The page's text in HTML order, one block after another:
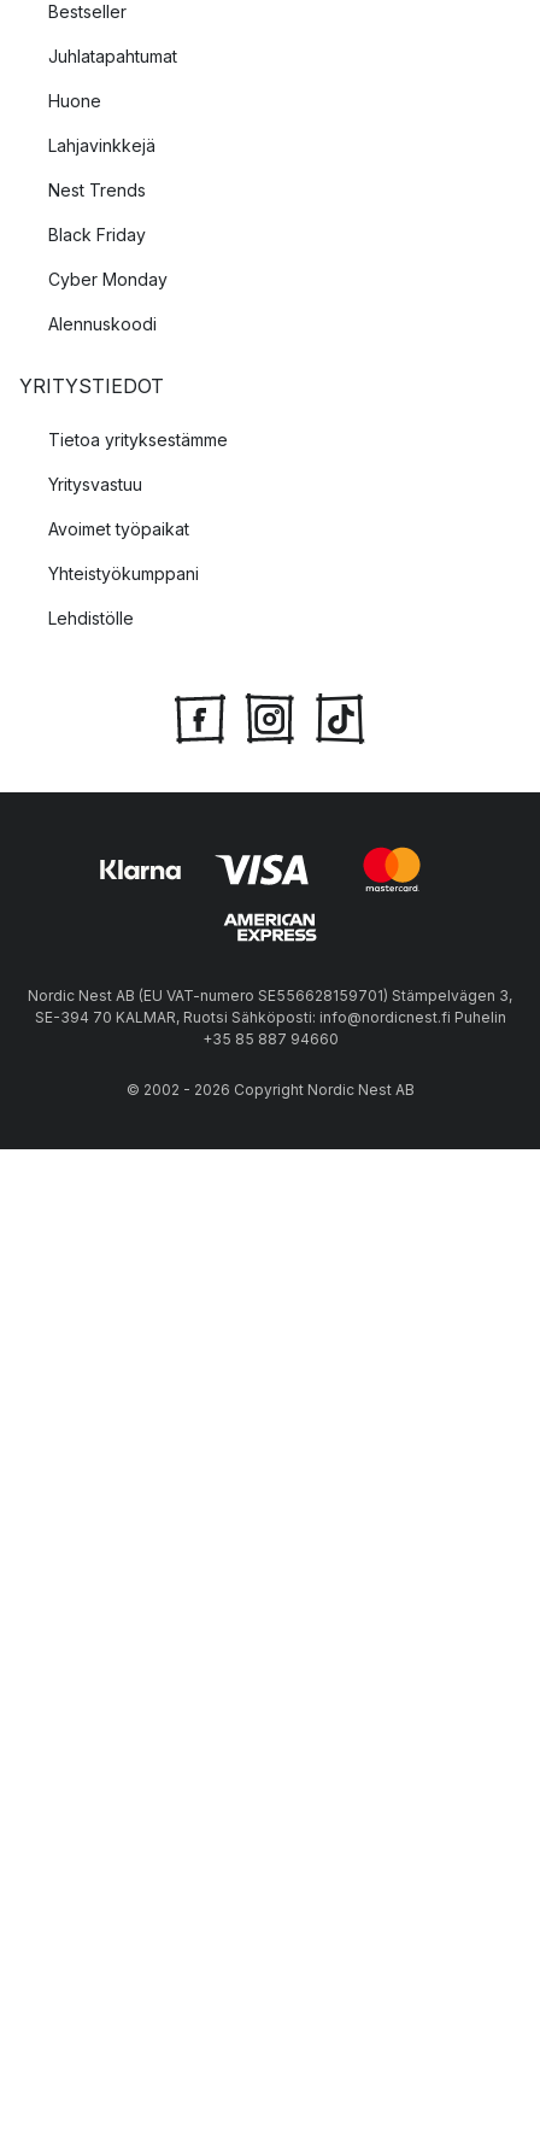
Bestseller
Juhlatapahtumat
Huone
Lahjavinkkejä
Nest Trends
Black Friday
Cyber Monday
Alennuskoodi
YRITYSTIEDOT
Tietoa yrityksestämme
Yritysvastuu
Avoimet työpaikat
Yhteistyökumppani
Lehdistölle
Nordic Nest AB (EU VAT-numero SE556628159701) Stämpelvägen 3,
SE-394 70 KALMAR, Ruotsi Sähköposti: info@nordicnest.fi Puhelin
+35 85 887 94660
© 2002 - 2026 Copyright Nordic Nest AB